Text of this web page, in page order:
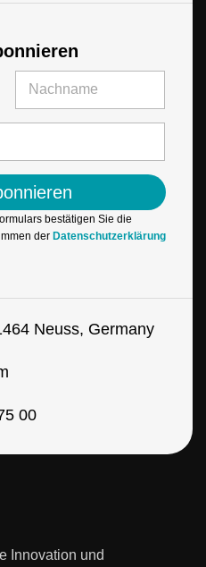
bestätigen Sie die
der Datenschutzerklärung
Neuss, Germany
00
Innovation und